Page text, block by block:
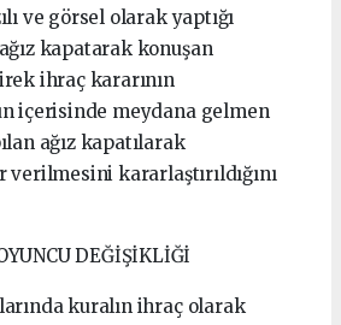
ve görsel olarak yaptığı
kapatarak konuşan
ihraç kararının
içerisinde meydana gelmen
ağız kapatılarak
kararlaştırıldığını
DEĞİŞİKLİĞİ
kuralın ihraç olarak